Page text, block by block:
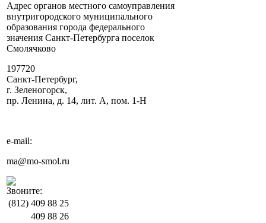
Адрес органов местного самоуправления
внутригородского муниципального
образования города федерального
значения Санкт-Петербурга поселок
Смолячково
197720
Санкт-Петербург,
г. Зеленогорск,
пр. Ленина, д. 14, лит. А, пом. 1-Н
e-mail:
ma@mo-smol.ru
Звоните:
(812) 409 88 25
409 88 26